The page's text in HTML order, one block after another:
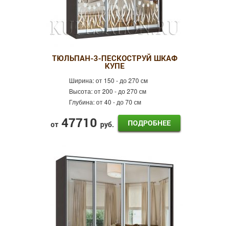
ТЮЛЬПАН-3-ПЕСКОСТРУЙ ШКАФ
КУПЕ
Ширина:от 150 - до 270 см
Высота:от 200 - до 270 см
Глубина:от 40 - до 70 см
от 47710 руб. ПОДРОБНЕЕ